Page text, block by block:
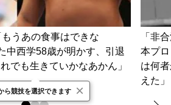
うあの食事はできな
中西学58歳が明かす、引退
でも生きていかなあかん」
「非
本プ
は何
えた」
ら競技を選択できます ×